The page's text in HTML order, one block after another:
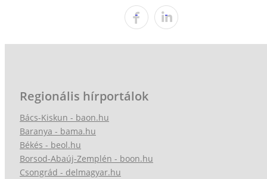
Regionális hírportálok
Bács-Kiskun - baon.hu
Baranya - bama.hu
Békés - beol.hu
Borsod-Abaúj-Zemplén - boon.hu
Csongrád - delmagyar.hu